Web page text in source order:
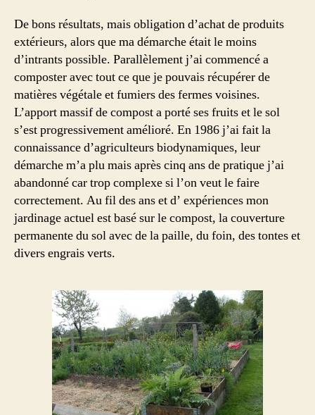
De bons résultats, mais obligation d’achat de produits
extérieurs, alors que ma démarche était le moins
d’intrants possible. Parallèlement j’ai commencé a
composter avec tout ce que je pouvais récupérer de
matières végétale et fumiers des fermes voisines.
L’apport massif de compost a porté ses fruits et le sol
s’est progressivement amélioré. En 1986 j’ai fait la
connaissance d’agriculteurs biodynamiques, leur
démarche m’a plu mais après cinq ans de pratique j’ai
abandonné car trop complexe si l’on veut le faire
correctement. Au fil des ans et d’ expériences mon
jardinage actuel est basé sur le compost, la couverture
permanente du sol avec de la paille, du foin, des tontes et
divers engrais verts.